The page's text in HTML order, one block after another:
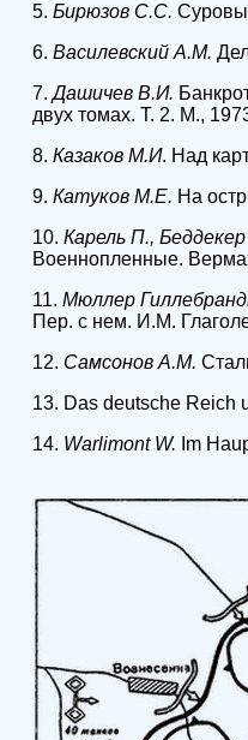
5. Бирюзов С.С.
6. Василевский А.М.
7.Дашичев В.И.
двух томах. Т. 2. М.,
8. Казаков М.И. Над
9. Катуков М.Е. На
10. Карель П., Беддекер
Военнопленные.
11. Мюллер
Пер. с нем. И.М.
12. Самсонов А.М.
13. Das deutsche Reich
14. Warlimont W. Im